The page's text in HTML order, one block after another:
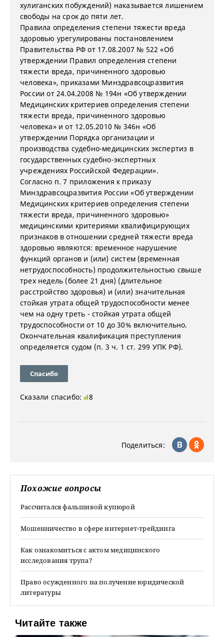
хулиганских побуждений) наказывается лишением
свободы на срок до пяти лет.
Правила определения степени тяжести вреда
здоровью урегулированы постановлением
Правительства РФ от 17.08.2007 № 522 «Об
утверждении Правил определения степени
тяжести вреда, причиненного здоровью
человека», приказами Минздравсоцразвития
России от 24.04.2008 № 194н «Об утверждении
Медицинских критериев определения степени
тяжести вреда, причиненного здоровью
человека» и от 12.05.2010 № 346н «Об
утверждении Порядка организации и
производства судебно-медицинских экспертиз в
государственных судебно-экспертных
учреждениях Российской Федерации».
Согласно п. 7 приложения к приказу
Минздравсоцразвития России «Об утверждении
Медицинских критериев определения степени
тяжести вреда, причиненного здоровью»
медицинскими критериями квалифицирующих
признаков в отношении средней тяжести вреда
здоровью являются: временное нарушение
функций органов и (или) систем (временная
нетрудоспособность) продолжительностью свыше
трех недель (более 21 дня) (длительное
расстройство здоровья) и (или) значительная
стойкая утрата общей трудоспособности менее
чем на одну треть - стойкая утрата общей
трудоспособности от 10 до 30% включительно.
Окончательная квалификация преступления
определяется судом (п. 3 ч. 1 ст. 299 УПК РФ).
Спасибо
Сказали спасибо: 8
Поделиться:
Похожие вопросы
Рассчитался фальшивой купюрой
Мошенничество в сфере интернет-трейдинга
Как ознакомиться с актом медицинского
исследования трупа?
Право осужденного на получение юридической
литературы
Читайте также